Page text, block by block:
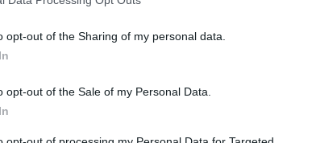
opt-out of the Sharing of my personal data.
opt-out of the Sale of my Personal Data.
cérébrales qui pourraient être permanentes. Ces
de la mémoire, une fatigue cognitive accrue et une
fines du diesel provoque un stress oxydatif
tissus neuronaux. Ces résultats soulignent
notamment pour ceux qui passent plusieurs